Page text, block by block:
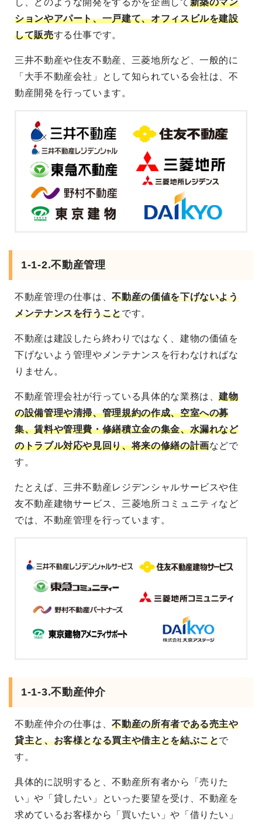
し、どのような開発をするかを企画して新築のマン
ションやアパート、一戸建て、オフィスビルを建設
して販売する仕事です。
三井不動産や住友不動産、三菱地所など、一般的に
「大手不動産会社」として知られている会社は、不
動産開発を行っています。
1-1-2.不動産管理
不動産管理の仕事は、不動産の価値を下げないよう
メンテナンスを行うことです。
不動産は建設したら終わりではなく、建物の価値を
下げないよう管理やメンテナンスを行わなければな
りません。
不動産管理会社が行っている具体的な業務は、建物
の設備管理や清掃、管理規約の作成、空室への募
集、賃料や管理費・修繕積立金の集金、水漏れなど
のトラブル対応や見回り、将来の修繕の計画などで
す。
たとえば、三井不動産レジデンシャルサービスや住
友不動産建物サービス、三菱地所コミュニティなど
では、不動産管理を行っています。
1-1-3.不動産仲介
不動産仲介の仕事は、不動産の所有者である売主や
貸主と、お客様となる買主や借主とを結ぶことで
す。
具体的に説明すると、不動産所有者から「売りた
い」や「貸したい」といった要望を受け、不動産を
求めているお客様から「買いたい」や「借りたい」